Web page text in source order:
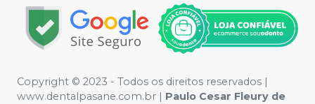
Copyright © 2023 - Todos os direitos reservados |
www.dentalpasane.com.br | Paulo Cesar Fleury de